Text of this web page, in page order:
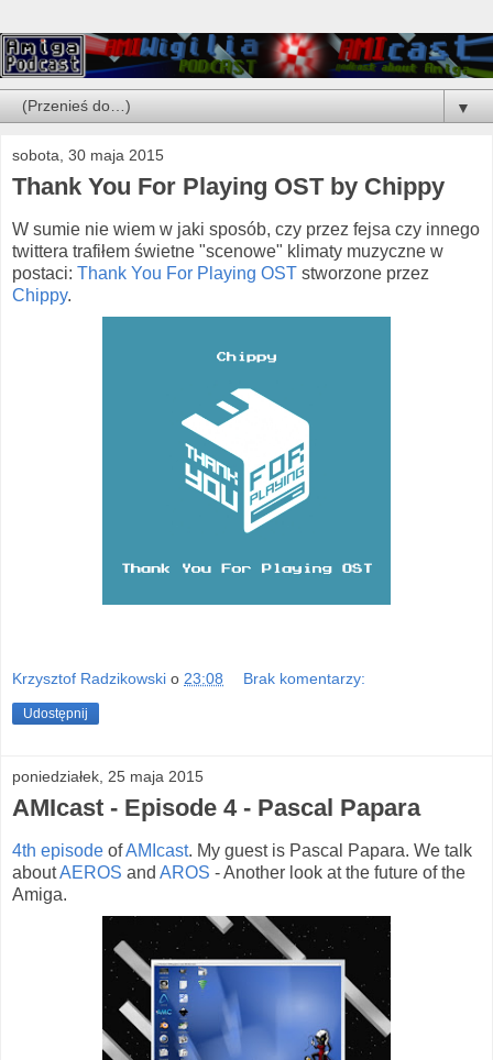
▼
sobota, 30 maja 2015
Thank You For Playing OST by Chippy
W sumie nie wiem w jaki sposób, czy przez fejsa czy innego
twittera trafiłem świetne "scenowe" klimaty muzyczne w
postaci: Thank You For Playing OST stworzone przez
Chippy.
Krzysztof Radzikowski o 23:08 Brak komentarzy:
Udostępnij
poniedziałek, 25 maja 2015
AMIcast - Episode 4 - Pascal Papara
4th episode ofAMIcast. My guest is Pascal Papara. We talk
aboutAEROS and AROS - Another look at the future of the
Amiga.